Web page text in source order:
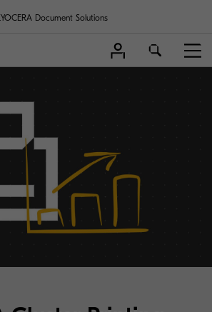
Document Solutions